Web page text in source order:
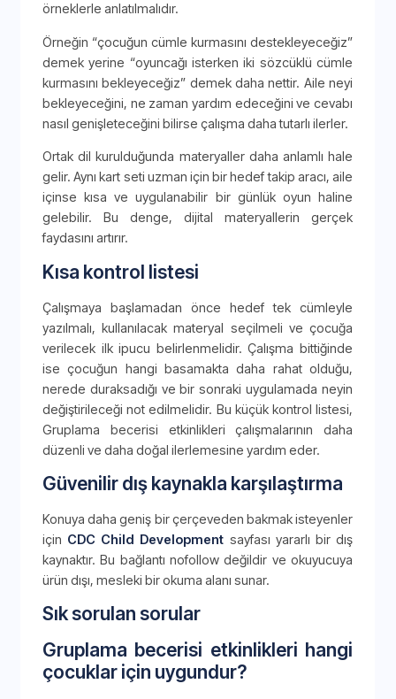
örneklerle anlatılmalıdır.
Örneğin “çocuğun cümle kurmasını destekleyeceğiz”
demek yerine “oyuncağı isterken iki sözcüklü cümle
kurmasını bekleyeceğiz” demek daha nettir. Aile neyi
bekleyeceğini, ne zaman yardım edeceğini ve cevabı
nasıl genişleteceğini bilirse çalışma daha tutarlı ilerler.
Ortak dil kurulduğunda materyaller daha anlamlı hale
gelir. Aynı kart seti uzman için bir hedef takip aracı, aile
içinse kısa ve uygulanabilir bir günlük oyun haline
gelebilir. Bu denge, dijital materyallerin gerçek
faydasını artırır.
Kısa kontrol listesi
Çalışmaya başlamadan önce hedef tek cümleyle
yazılmalı, kullanılacak materyal seçilmeli ve çocuğa
verilecek ilk ipucu belirlenmelidir. Çalışma bittiğinde
ise çocuğun hangi basamakta daha rahat olduğu,
nerede duraksadığı ve bir sonraki uygulamada neyin
değiştirileceği not edilmelidir. Bu küçük kontrol listesi,
Gruplama becerisi etkinlikleri çalışmalarının daha
düzenli ve daha doğal ilerlemesine yardım eder.
Güvenilir dış kaynakla karşılaştırma
Konuya daha geniş bir çerçeveden bakmak isteyenler
için CDC Child Development sayfası yararlı bir dış
kaynaktır. Bu bağlantı nofollow değildir ve okuyucuya
ürün dışı, mesleki bir okuma alanı sunar.
Sık sorulan sorular
Gruplama becerisi etkinlikleri hangi
çocuklar için uygundur?